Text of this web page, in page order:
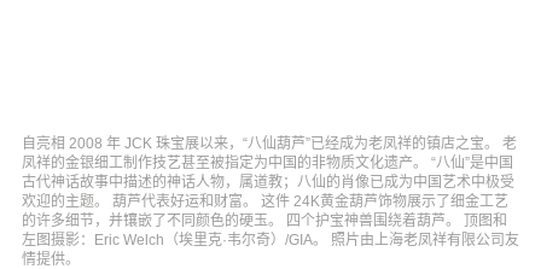
自亮相 2008 年 JCK 珠宝展以来，“八仙葫芦”已经成为老凤祥的镇店之宝。 老
凤祥的金银细工制作技艺甚至被指定为中国的非物质文化遗产。 “八仙”是中国
古代神话故事中描述的神话人物，属道教；八仙的肖像已成为中国艺术中极受
欢迎的主题。 葫芦代表好运和财富。 这件 24K黄金葫芦饰物展示了细金工艺
的许多细节，并镶嵌了不同颜色的硬玉。 四个护宝神兽围绕着葫芦。 顶图和
左图摄影：Eric Welch（埃里克·韦尔奇）/GIA。 照片由上海老凤祥有限公司友
情提供。